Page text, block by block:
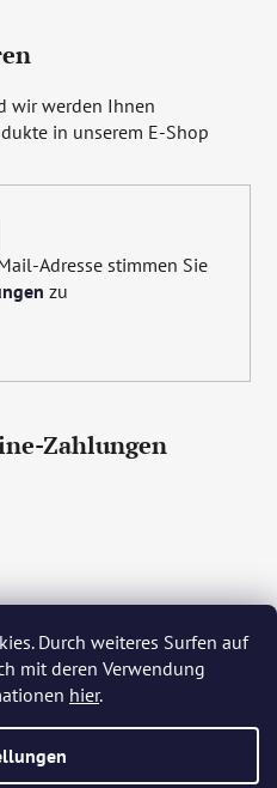
Durch weiteres Surfen auf
mit deren Verwendung
hier.
wir werden Ihnen
in unserem E-Shop
Adresse stimmen Sie
zu
Zahlungen
Deutsch Magyar
Español Français
Slovenščina
Ελληνικά Svenska Dansk